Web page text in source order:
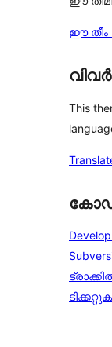
ഈ തീം
This